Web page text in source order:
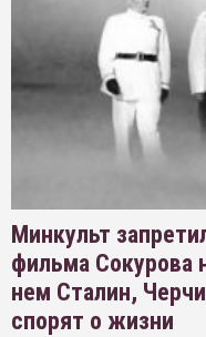
Минкульт
фильма Сокурова
нем Сталин,
спорят о жизни